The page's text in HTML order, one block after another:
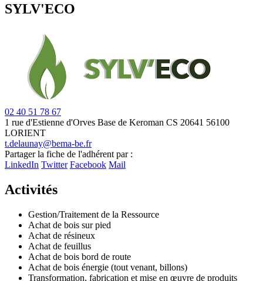
SYLV'ECO
02 40 51 78 67
1 rue d'Estienne d'Orves Base de Keroman CS 20641 56100
LORIENT
t.delaunay@bema-be.fr
+
−
Partager la fiche de l'adhérent par :
LinkedIn Twitter Facebook Mail
Activités
Gestion/Traitement de la Ressource
Achat de bois sur pied
Achat de résineux
Achat de feuillus
Achat de bois bord de route
Achat de bois énergie (tout venant, billons)
Transformation, fabrication et mise en œuvre de produits